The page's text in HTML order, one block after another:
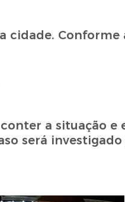
Conforme
a situação e
será